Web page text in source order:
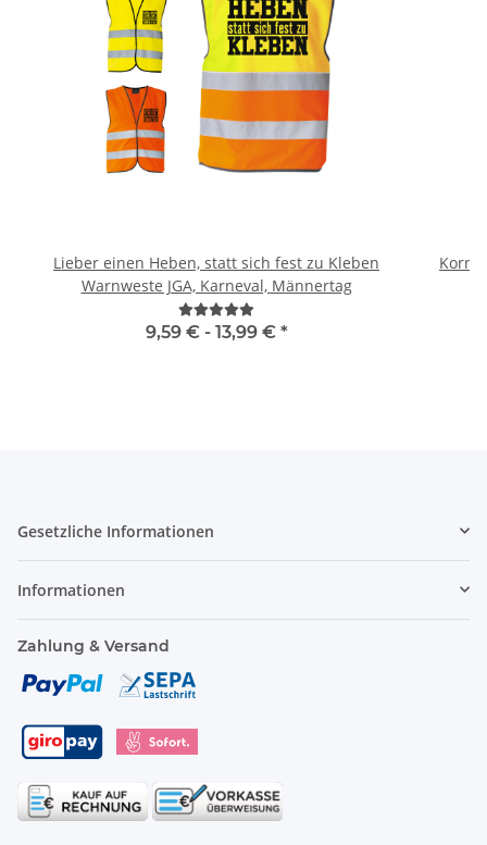
Lieber einen Heben, statt sich fest zu Kleben
Warnweste JGA, Karneval, Männertag
9,59 € - 13,99 € *
Gesetzliche Informationen
Informationen
Zahlung & Versand